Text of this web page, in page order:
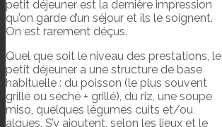
petit déjeuner est la dernière impression
qu’on garde d’un séjour et ils le soignent.
On est rarement déçus.
Quel que soit le niveau des prestations, le
petit déjeuner a une structure de base
habituelle : du poisson (le plus souvent
grillé ou séché + grillé), du riz, une soupe
miso, quelques légumes cuits et/ou
algues. S’y ajoutent, selon les lieux et le